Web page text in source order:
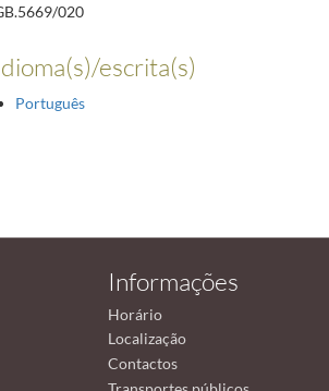
020
escrita(s)
Português
Informações
Horário
Localização
Contactos